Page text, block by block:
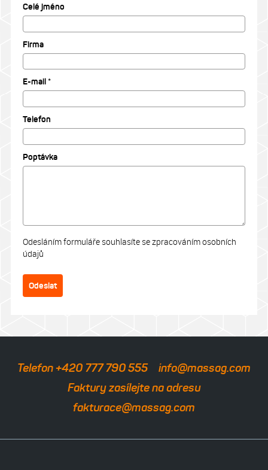
Celé jméno
Firma
E-mail *
Telefon
Poptávka
Odesláním formuláře souhlasíte se zpracováním osobních
údajů
Odeslat
Telefon +420 777 790 555
info@massag.com
Faktury zasílejte na adresu
fakturace@massag.com